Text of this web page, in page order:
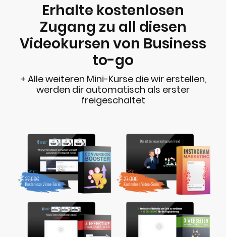
Erhalte kostenlosen
Zugang zu all diesen
Videokursen von Business
to-go
+ Alle weiteren Mini-Kurse die wir erstellen,
werden dir automatisch als erster
freigeschaltet